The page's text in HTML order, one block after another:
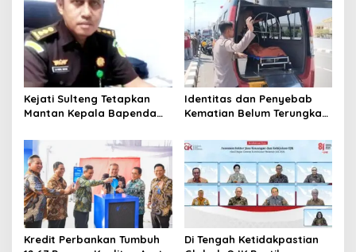
Kejati Sulteng Tetapkan
Mantan Kepala Bapenda
Korupsi Pajak
Pertambangan
Identitas dan Penyebab
Kematian Belum Terungkap,
Ditemukan Mengapung di
Pantai Lere Palu, Kondisi
Tubuh Sudah Terurai
Dicabik Buaya
Kredit Perbankan Tumbuh
Di Tengah Ketidakpastian